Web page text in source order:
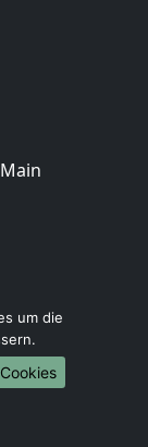
um die